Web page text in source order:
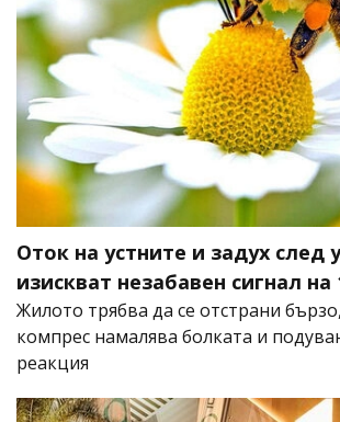
Оток на устните и задух след
изискват незабавен сигнал на
Жилото трябва да се отстрани
компрес намалява болката и
реакция